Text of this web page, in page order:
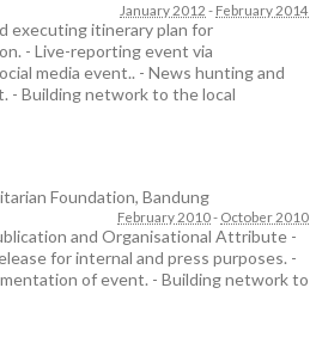
January 2012 - February 2014
executing itinerary plan for
- Live-reporting event via
media event.. - News hunting and
- Building network to the local
Foundation, Bandung
February 2010- October 2010
and Organisational Attribute -
for internal and press purposes. -
of event. - Building network to